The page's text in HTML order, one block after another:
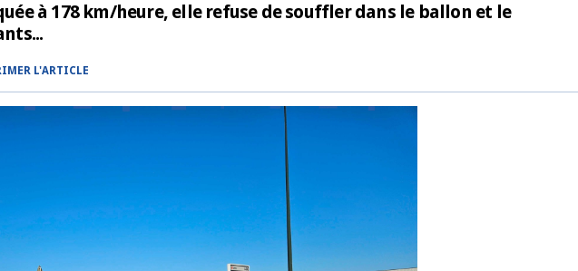
à 178 km/heure, elle refuse de souffler dans le ballon et le
L'ARTICLE